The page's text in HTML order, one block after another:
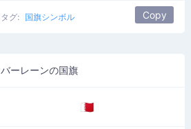
タグ: 国旗シンボル Copy
バーレーンの国旗
🇧🇭